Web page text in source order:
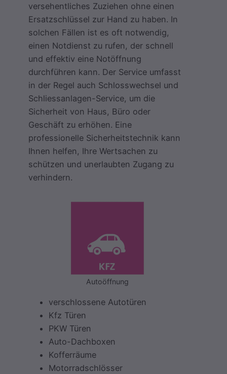
versehentliches Zuziehen ohne einen
Ersatzschlüssel zur Hand zu haben. In
solchen Fällen ist es oft notwendig,
einen Notdienst zu rufen, der schnell
und effektiv eine Notöffnung
durchführen kann. Der Service umfasst
in der Regel auch Schlosswechsel und
Schliessanlagen-Service, um die
Sicherheit von Haus, Büro oder
Geschäft zu erhöhen. Eine
professionelle Sicherheitstechnik kann
Ihnen helfen, Ihre Wertsachen zu
schützen und unerlaubten Zugang zu
verhindern.
Autoöffnung
verschlossene Autotüren
Kfz Türen
PKW Türen
Auto-Dachboxen
Kofferräume
Motorradschlösser